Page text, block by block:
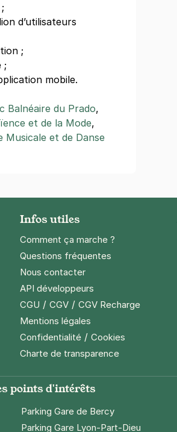
d’utilisateurs
;
;
mobile.
Balnéaire du Prado,
et de la Mode,
Musicale et de Danse
Infos utiles
Comment ça marche ?
Questions fréquentes
Nous contacter
API développeurs
CGU / CGV/ CGV Recharge
Mentions légales
Confidentialité/ Cookies
Charte de transparence
points d'intérêts
Parking Gare de Bercy
Parking Gare Lyon-Part-Dieu